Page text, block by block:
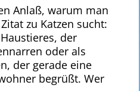
Anlaß, warum man
zu Katzen sucht:
der
oder als
der gerade eine
begrüßt. Wer